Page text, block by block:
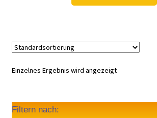
15,98 € 11,97 €.
Einzelnes Ergebnis wird angezeigt
Filtern nach: